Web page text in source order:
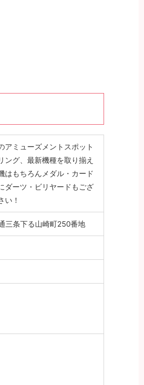
アミューズメントスポット
ング、最新機種を取り揃え
はもちろんメダル・カード
ダーツ・ビリヤードもござ
い！
三条下る山崎町250番地